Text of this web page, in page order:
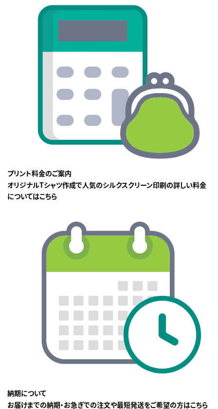
プリント料金のご案内
オリジナルTシャツ作成で人気のシルクスクリーン印刷の詳しい料金
についてはこちら
納期について
お届けまでの納期・お急ぎでの注文や最短発送をご希望の方はこちら